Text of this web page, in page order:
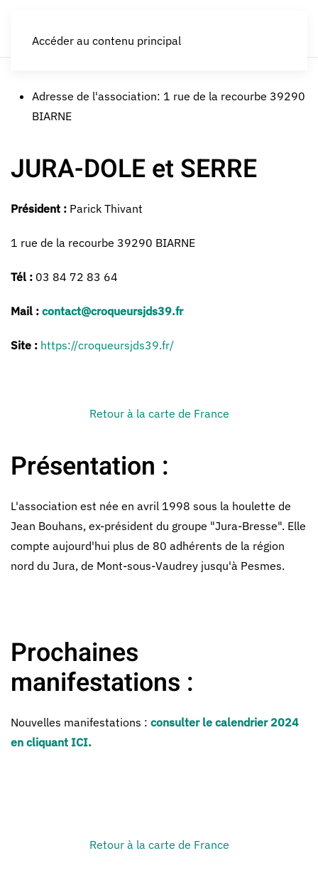
Accéder au contenu principal
Adresse de l'association: 1 rue de la recourbe 39290
BIARNE
JURA-DOLE et SERRE
Président : Parick Thivant
1 rue de la recourbe 39290 BIARNE
Tél : 03 84 72 83 64
Mail : contact@croqueursjds39.fr
Site : https://croqueursjds39.fr/
Retour à la carte de France
Présentation :
L'association est née en avril 1998 sous la houlette de
Jean Bouhans, ex-président du groupe "Jura-Bresse". Elle
compte aujourd'hui plus de 80 adhérents de la région
nord du Jura, de Mont-sous-Vaudrey jusqu'à Pesmes.
Prochaines
manifestations :
Nouvelles manifestations : consulter le calendrier 2024
en cliquant ICI.
Retour à la carte de France